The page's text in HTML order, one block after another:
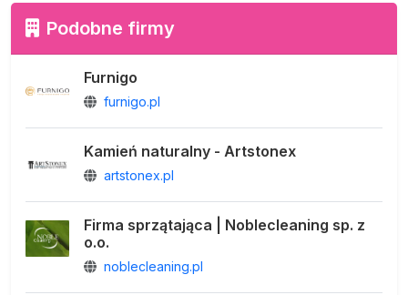
Podobne firmy
Furnigo
furnigo.pl
Kamień naturalny - Artstonex
artstonex.pl
Firma sprzątająca | Noblecleaning sp. z
o.o.
noblecleaning.pl